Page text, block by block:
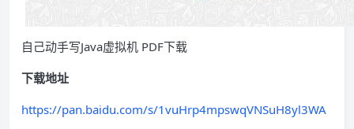
自己动手写Java虚拟机 PDF下载
下载地址
https://pan.baidu.com/s/1vuHrp4mpswqVNSuH8yl3WA